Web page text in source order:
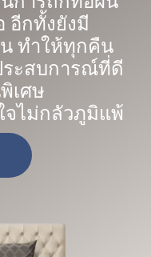
อีกทั้งยังมี
ทำให้ทุกคืน
ระสบการณ์ที่ดี
เศษ
จไม่กลัวภูมิแพ้